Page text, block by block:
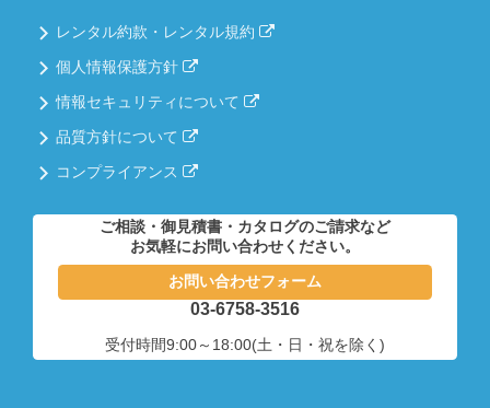
レンタル約款・レンタル規約
個人情報保護方針
情報セキュリティについて
品質方針について
コンプライアンス
ご相談・御見積書・カタログのご請求など
お気軽にお問い合わせください。
お問い合わせフォーム
03-6758-3516
受付時間9:00～18:00(土・日・祝を除く)